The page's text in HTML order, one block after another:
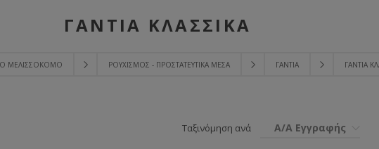
ΜΕΛΙΣΣΟΚΌΜΟ ΡΟΥΧΙΣΜΌΣ - ΠΡΟΣΤΑΤΕΥΤΙΚΆ ΜΈΣΑ ΓΆΝΤΙΑ ΓΆΝΤΙΑ
ΓΆΝΤΙΑ ΚΛΑΣΣΙΚΆ
Ταξινόμηση ανά Α/Α Εγγραφής